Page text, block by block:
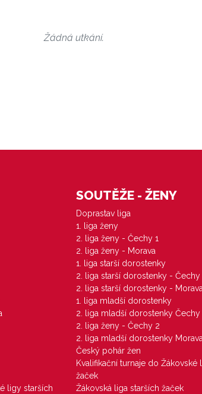
Žádná utkání.
ligy starších
SOUTĚŽE - ŽENY
Doprastav liga
1. liga ženy
2. liga ženy - Čechy 1
2. liga ženy - Morava
1. liga starší dorostenky
2. liga starší dorostenky - Čechy
2. liga starší dorostenky - Morava
1. liga mladší dorostenky
2. liga mladší dorostenky Čechy
2. liga ženy - Čechy 2
2. liga mladší dorostenky Morava
Český pohár žen
Kvalifikační turnaje do Žákovské
žaček
Žákovská liga starších žaček